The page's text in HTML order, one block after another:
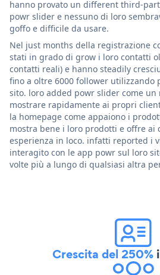
hanno provato un different third-
powr slider e nessuno di loro
goffo e difficile da usare.
Nel just months della registrazione
stati in grado di grow i loro contatti
contatti reali) e hanno steadily
fino a oltre 6000 follower utilizzando
sito. loro added powr slider come un
mostrare rapidamente ai propri
la homepage come appaiono i
mostra bene i loro prodotti e offre ai
esperienza in loco. infatti reported i
interagito con le app powr sul loro
volte più a lungo di qualsiasi altra
Crescita del 250%